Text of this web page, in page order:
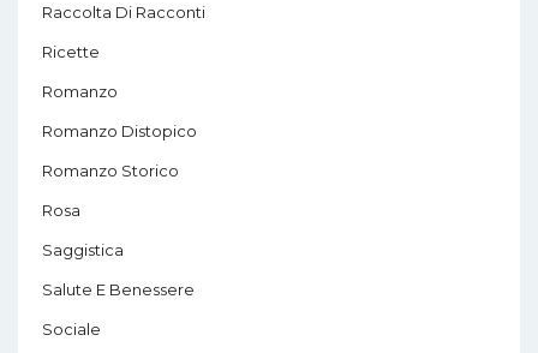
Raccolta Di Racconti
Ricette
Romanzo
Romanzo Distopico
Romanzo Storico
Rosa
Saggistica
Salute E Benessere
Sociale